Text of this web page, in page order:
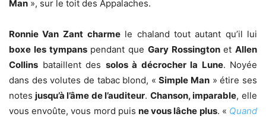
Man », sur le toit des Appalaches.
Ronnie Van Zant charme le chaland tout autant qu’il lui
boxe les tympanspendant que Gary Rossingtonet Allen
Collins bataillent des solos à décrocher la Lune. Noyée
dans des volutes de tabac blond, «Simple Man » étire ses
notes jusqu’à l’âme de l’auditeur. Chanson, imparable, elle
vous envoûte, vous mord puis ne vous lâche plus. « Quand